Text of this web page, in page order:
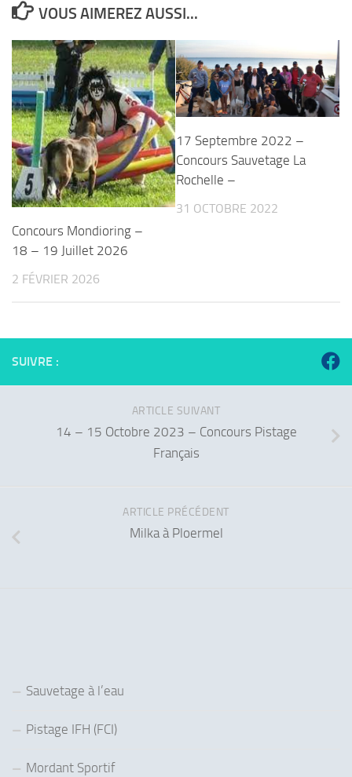
VOUS AIMEREZ AUSSI...
Concours Mondioring –
18 – 19 Juillet 2026
2 FÉVRIER 2026
17 Septembre 2022 –
Concours Sauvetage La
Rochelle –
31 OCTOBRE 2022
SUIVRE :
ARTICLE SUIVANT
14 – 15 Octobre 2023 – Concours Pistage
Français
ARTICLE PRÉCÉDENT
Milka à Ploermel
Sauvetage à l’eau
Pistage IFH (FCI)
Mordant Sportif